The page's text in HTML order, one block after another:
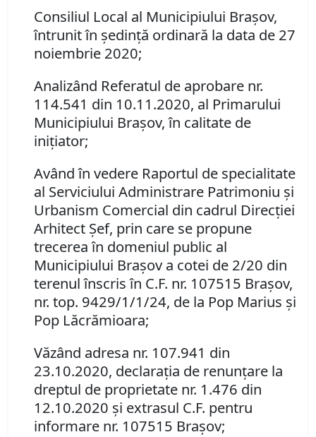
Consiliul Local al Municipiului Brașov,
întrunit în ședință ordinară la data de 27
noiembrie 2020;
Analizând Referatul de aprobare nr.
114.541 din 10.11.2020, al Primarului
Municipiului Brașov, în calitate de
inițiator;
Având în vedere Raportul de specialitate
al Serviciului Administrare Patrimoniu şi
Urbanism Comercial din cadrul Direcției
Arhitect Șef, prin care se propune
trecerea în domeniul public al
Municipiului Braşov a cotei de 2/20 din
terenul înscris în C.F. nr. 107515 Brașov,
nr. top. 9429/1/1/24, de la Pop Marius și
Pop Lăcrămioara;
Văzând adresa nr. 107.941 din
23.10.2020, declarația de renunțare la
dreptul de proprietate nr. 1.476 din
12.10.2020 și extrasul C.F. pentru
informare nr. 107515 Brașov;